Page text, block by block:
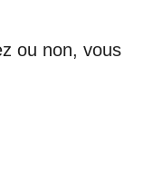
ou non, vous